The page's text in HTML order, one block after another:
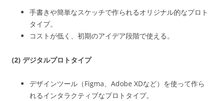
手書きや簡単なスケッチで作られるオリジナル的なプロト
タイプ。
コストが低く、初期のアイデア段階で使える。
(2) デジタルプロトタイプ
デザインツール（Figma、Adobe XDなど）を使って作ら
れるインタラクティブなプロトタイプ。